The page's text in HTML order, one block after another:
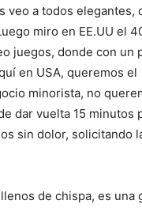
veo a todos elegantes,
miro en EE.UU el
juegos, donde con un
en USA, queremos el
minorista, no
dar vuelta 15 minutos
sin dolor, solicitando
de chispa, es una